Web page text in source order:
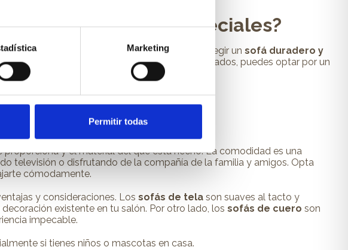
Marketing
Permitir todas
en ocasiones especiales?
televisión o tomar una siesta, es importante elegir un sofá duradero y
ocasiones especiales o para recibir a los invitados, puedes optar por un
y el material del que está hecho. La comodidad es una
televisión o disfrutando de la compañía de la familia y amigos. Opta
cómodamente.
y consideraciones. Los sofás de tela son suaves al tacto y
existente en tu salón. Por otro lado, los sofás de cuero son
impecable.
si tienes niños o mascotas en casa.